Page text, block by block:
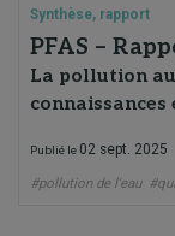
Synthèse, rapport
PFAS –
La pollution
connaissances
Publié le 02 sept. 2025
#pollution de l'eau